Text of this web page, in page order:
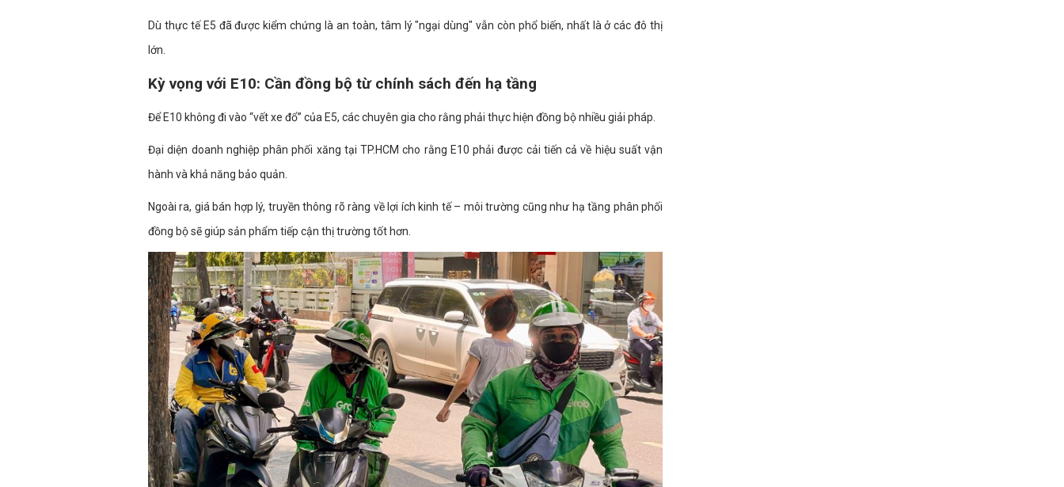
Dù thực tế E5 đã được kiểm chứng là an toàn, tâm lý "ngại dùng" vẫn còn phổ biến, nhất là ở các đô thị
lớn.
Kỳ vọng với E10: Cần đồng bộ từ chính sách đến hạ tầng
Để E10 không đi vào “vết xe đổ” của E5, các chuyên gia cho rằng phải thực hiện đồng bộ nhiều giải pháp.
Đại diện doanh nghiệp phân phối xăng tại TP.HCM cho rằng E10 phải được cải tiến cả về hiệu suất vận
hành và khả năng bảo quản.
Ngoài ra, giá bán hợp lý, truyền thông rõ ràng về lợi ích kinh tế – môi trường cũng như hạ tầng phân phối
đồng bộ sẽ giúp sản phẩm tiếp cận thị trường tốt hơn.